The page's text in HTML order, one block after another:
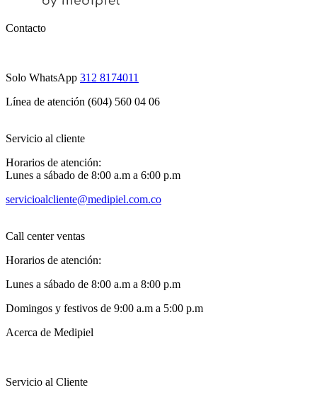
Contacto
Solo WhatsApp 312 8174011
Línea de atención (604) 560 04 06
Servicio al cliente
Horarios de atención:
Lunes a sábado de 8:00 a.m a 6:00 p.m
servicioalcliente@medipiel.com.co
Call center ventas
Horarios de atención:
Lunes a sábado de 8:00 a.m a 8:00 p.m
Domingos y festivos de 9:00 a.m a 5:00 p.m
Acerca de Medipiel
Servicio al Cliente